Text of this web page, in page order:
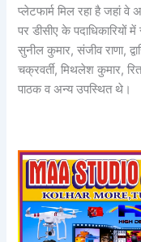
प्लेटफार्म मिल रहा है जहां
पर डीसीए के पदाधिकारियों
सुनील कुमार, संजीव राणा,
चक्रवर्ती, मिथलेश कुमार,
पाठक व अन्य उपस्थित थे।